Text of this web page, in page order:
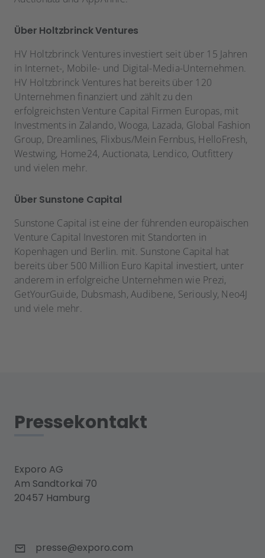
Über Holtzbrinck Ventures
HV Holtzbrinck Ventures investiert seit über 15 Jahren
in Internet-, Mobile- und Digital-Media-Unternehmen.
HV Holtzbrinck Ventures hat bereits über 120
Unternehmen finanziert und zählt zu den
erfolgreichsten Venture Capital Firmen Europas, mit
Investments in Zalando, Wooga, Lazada, Global Fashion
Group, Dreamlines, Flixbus/Mein Fernbus, HelloFresh,
Westwing, Home24, Auctionata, Lendico, Outfittery
und vielen mehr.
Über Sunstone Capital
Sunstone Capital ist eine der führenden europäischen
Venture Capital Investoren mit Standorten in
Kopenhagen und Berlin. mit. Sunstone Capital hat
bereits über 500 Million Euro Kapital investiert, unter
anderem in erfolgreiche Unternehmen wie Prezi,
GetYourGuide, Dubsmash, Audibene, Seriously, Neo4J
und viele mehr.
Pressekontakt
Exporo AG
Am Sandtorkai 70
20457 Hamburg
presse@exporo.com